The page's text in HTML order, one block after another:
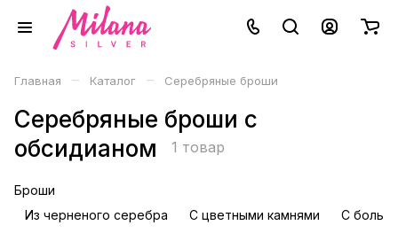
Главная – Каталог – Серебряные броши
Серебряные броши с
обсидианом
1 товар
Броши
Из черненого серебра
С цветными камнями С